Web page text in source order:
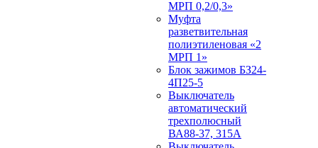
МРП 0,2/0,3»
Муфта
разветвительная
полиэтиленовая «2
МРП 1»
Блок зажимов БЗ24-
4П25-5
Выключатель
автоматический
трехполюсный
ВА88-37, 315А